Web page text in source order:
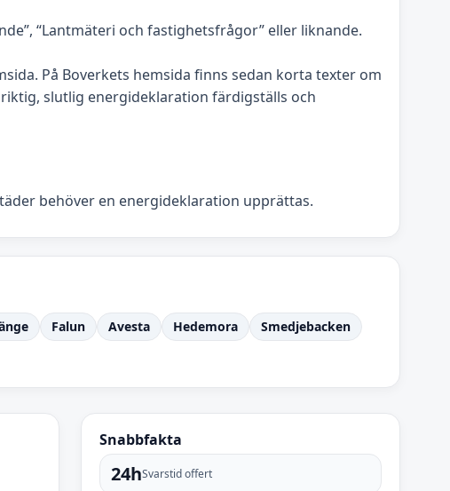
“Lantmäteri och fastighetsfrågor” eller liknande.
På Boverkets hemsida finns sedan korta texter om
slutlig energideklaration färdigställs och
behöver en energideklaration upprättas.
Falun Avesta Hedemora
Smedjebacken
Snabbfakta
24hSvarstid offert